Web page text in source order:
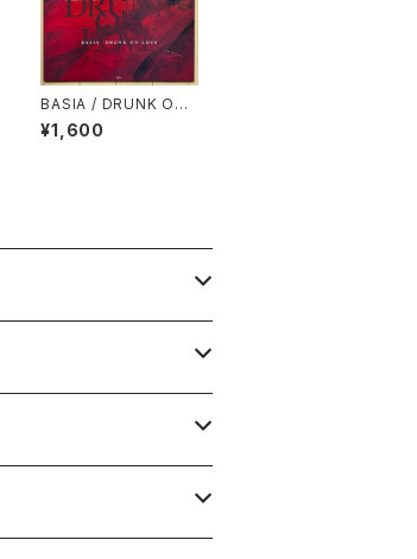
BASIA / DRUNK ON
LOVE
¥1,600